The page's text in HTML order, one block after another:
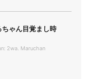
ゃん目覚まし時
2wa. Maruchan